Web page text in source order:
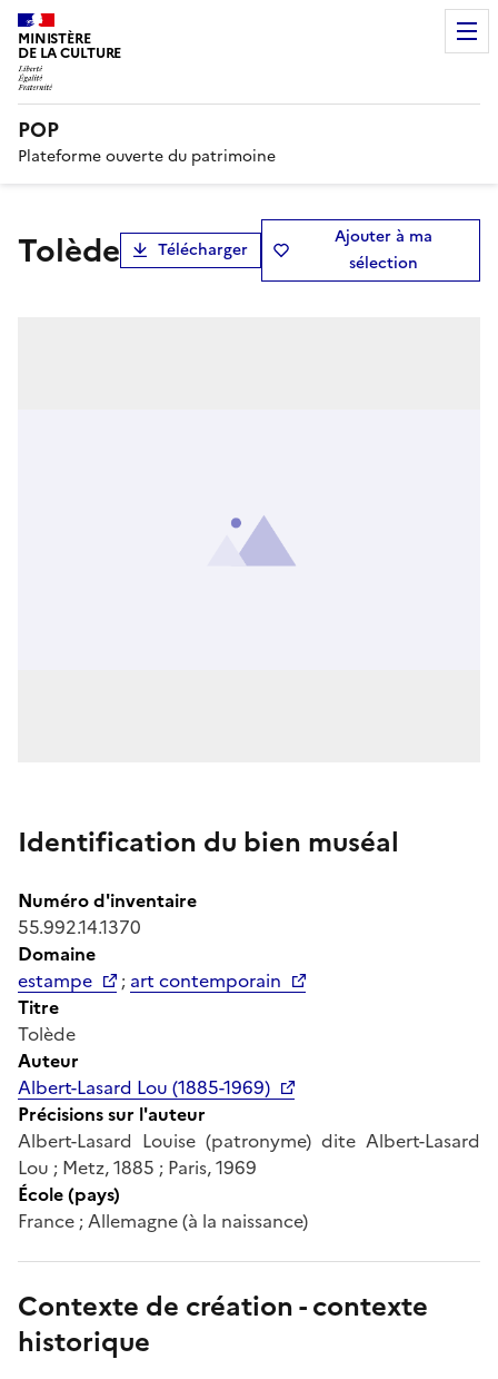
MINISTÈRE
DE LA CULTURE
POP
Plateforme ouverte du patrimoine
Tolède Télécharger
Ajouter à ma
sélection
Identification du bien muséal
Numéro d'inventaire
55.992.14.1370
Domaine
estampe
; art contemporain
Titre
Tolède
Auteur
Albert-Lasard Lou (1885-1969)
Précisions sur l'auteur
Albert-Lasard Louise (patronyme) dite Albert-Lasard
Lou ; Metz, 1885 ; Paris, 1969
École (pays)
France ; Allemagne (à la naissance)
Contexte de création - contexte
historique